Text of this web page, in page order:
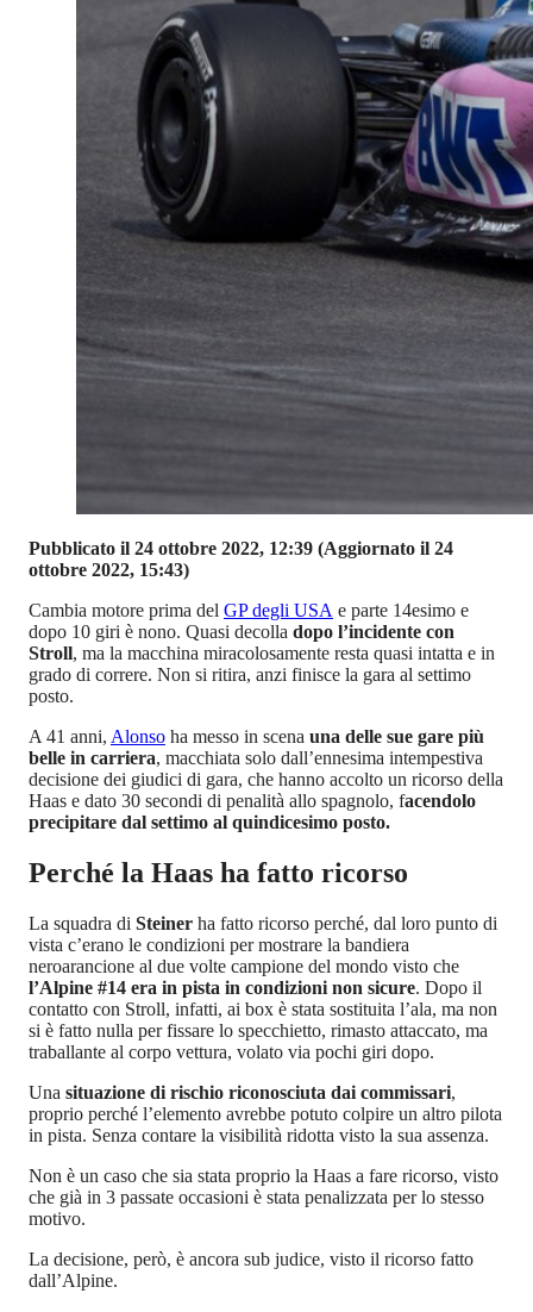
Pubblicato il 24 ottobre 2022, 12:39 (Aggiornato il 24
ottobre 2022, 15:43)
Cambia motore prima del GP degli USA e parte 14esimo e
dopo 10 giri è nono. Quasi decolla dopo l’incidente con
Stroll, ma la macchina miracolosamente resta quasi intatta e in
grado di correre. Non si ritira, anzi finisce la gara al settimo
posto.
A 41 anni, Alonso ha messo in scena una delle sue gare più
belle in carriera, macchiata solo dall’ennesima intempestiva
decisione dei giudici di gara, che hanno accolto un ricorso della
Haas e dato 30 secondi di penalità allo spagnolo, facendolo
precipitare dal settimo al quindicesimo posto.
Perché la Haas ha fatto ricorso
La squadra di Steiner ha fatto ricorso perché, dal loro punto di
vista c’erano le condizioni per mostrare la bandiera
neroarancione al due volte campione del mondo visto che
l’Alpine #14 era in pista in condizioni non sicure. Dopo il
contatto con Stroll, infatti, ai box è stata sostituita l’ala, ma non
si è fatto nulla per fissare lo specchietto, rimasto attaccato, ma
traballante al corpo vettura, volato via pochi giri dopo.
Una situazione di rischio riconosciuta dai commissari,
proprio perché l’elemento avrebbe potuto colpire un altro pilota
in pista. Senza contare la visibilità ridotta visto la sua assenza.
Non è un caso che sia stata proprio la Haas a fare ricorso, visto
che già in 3 passate occasioni è stata penalizzata per lo stesso
motivo.
La decisione, però, è ancora sub judice, visto il ricorso fatto
dall’Alpine.